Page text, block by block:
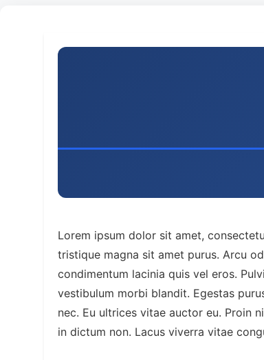
Lorem ipsum dolor sit amet,
tristique magna sit amet purus. Arcu
condimentum lacinia quis vel eros.
vestibulum morbi blandit. Egestas
nec. Eu ultrices vitae auctor eu. Proin
in dictum non. Lacus viverra vitae